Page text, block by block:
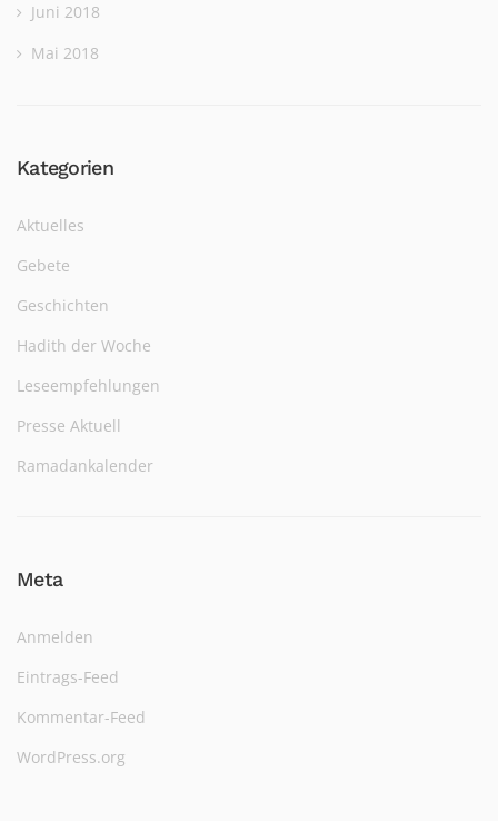
Juni 2018
Mai 2018
Kategorien
Aktuelles
Gebete
Geschichten
Hadith der Woche
Leseempfehlungen
Presse Aktuell
Ramadankalender
Meta
Anmelden
Eintrags-Feed
Kommentar-Feed
WordPress.org